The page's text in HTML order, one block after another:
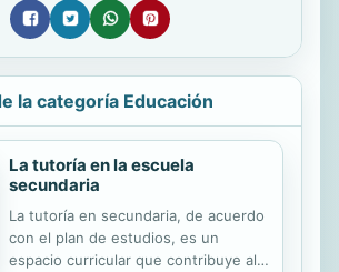
la categoría Educación
La tutoría en la escuela
secundaria
La tutoría en secundaria, de acuerdo
con el plan de estudios, es un
espacio curricular que contribuye al